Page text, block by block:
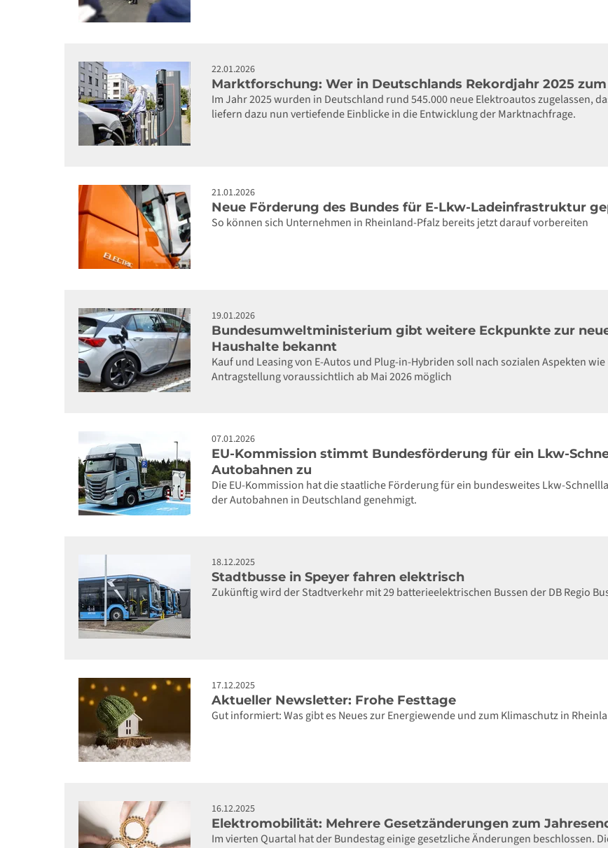
22.01.2026
Marktforschung: Wer in Deutschlands Rekordjahr 2025
Im Jahr 2025 wurden in Deutschland rund 545.000 neue Elektroautos zugelassen,
liefern dazu nun vertiefende Einblicke in die Entwicklung der Marktnachfrage.
21.01.2026
Neue Förderung des Bundes für E-Lkw-Ladeinfrastruktur
So können sich Unternehmen in Rheinland-Pfalz bereits jetzt darauf vorbereiten
19.01.2026
Bundesumweltministerium gibt weitere Eckpunkte zur
Haushalte bekannt
Kauf und Leasing von E-Autos und Plug-in-Hybriden soll nach sozialen Aspekten
Antragstellung voraussichtlich ab Mai 2026 möglich
07.01.2026
EU-Kommission stimmt Bundesförderung für ein Lkw-
Autobahnen zu
Die EU-Kommission hat die staatliche Förderung für ein bundesweites Lkw-
der Autobahnen in Deutschland genehmigt.
18.12.2025
Stadtbusse in Speyer fahren elektrisch
Zukünftig wird der Stadtverkehr mit 29 batterieelektrischen Bussen der DB Regio
17.12.2025
Aktueller Newsletter: Frohe Festtage
Gut informiert: Was gibt es Neues zur Energiewende und zum Klimaschutz in
16.12.2025
Elektromobilität: Mehrere Gesetzänderungen zum
Im vierten Quartal hat der Bundestag einige gesetzliche Änderungen beschlossen.